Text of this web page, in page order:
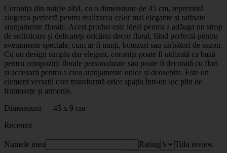
Coronița din nuiele albă, cu o dimensiune de 45 cm, reprezintă
alegerea perfectă pentru realizarea celor mai elegante și rafinate
aranjamente florale. Acest produs este ideal pentru a adăuga un strop
de sofisticare și delicatețe oricărui decor floral, fiind perfectă pentru
evenimente speciale, cum ar fi nunți, botezuri sau sărbători de sezon.
Cu un design simplu dar elegant, coronița poate fi utilizată ca bază
pentru compoziții florale personalizate sau poate fi decorată cu flori
și accesorii pentru a crea aranjamente unice și deosebite. Este un
element versatil care transformă orice spațiu într-un loc plin de
frumusețe și armonie.
Dimensiuni 45 x 9 cm
Recenzii
Numele meu Rating Titlu review